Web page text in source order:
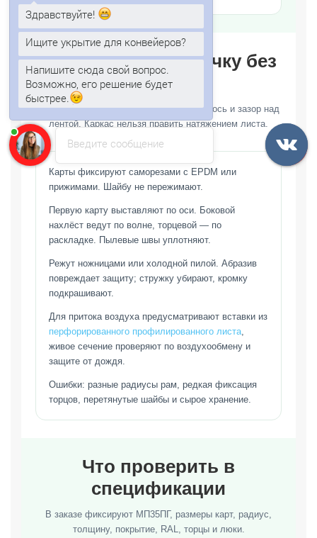
Как собрать оболочку без
перекосов
До подъёма проверяют радиус дуг, шаг, ось и зазор над
лентой. Каркас нельзя править натяжением листа.
Карты фиксируют саморезами с EPDM или
прижимами. Шайбу не пережимают.
Первую карту выставляют по оси. Боковой
нахлёст ведут по волне, торцевой — по
раскладке. Пылевые швы уплотняют.
Режут ножницами или холодной пилой. Абразив
повреждает защиту; стружку убирают, кромку
подкрашивают.
Для притока воздуха предусматривают вставки из
перфорированного профилированного листа,
живое сечение проверяют по воздухообмену и
защите от дождя.
Ошибки: разные радиусы рам, редкая фиксация
торцов, перетянутые шайбы и сырое хранение.
Что проверить в
спецификации
В заказе фиксируют МП35ПГ, размеры карт, радиус,
толщину, покрытие, RAL, торцы и люки.
Введите сообщение
Здравствуйте!
Ищите укрытие для конвейеров?
Напишите сюда свой вопрос.
Возможно, его решение будет
быстрее.